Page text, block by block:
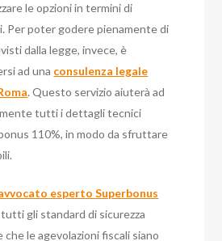
le opzioni in termini di
Per poter godere pienamente di
dalla legge, invece, è
ad una consulenza legale
. Questo servizio aiuterà ad
tutti i dettagli tecnici
110%, in modo da sfruttare
esperto Superbonus
gli standard di sicurezza
le agevolazioni fiscali siano